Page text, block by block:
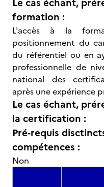
formation :
L'accès à la
positionnement du
du référentiel ou en
professionnelle de
national des
après une expérience
Le cas échant,
la certification :
Pré-requis
compétences :
Non